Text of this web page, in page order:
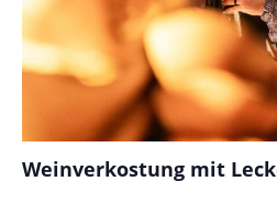
Weinverkostung mit